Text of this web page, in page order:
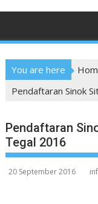
You are here
Pendaftaran Sinok
Pendaftaran
Tegal 2016
20 September 2016